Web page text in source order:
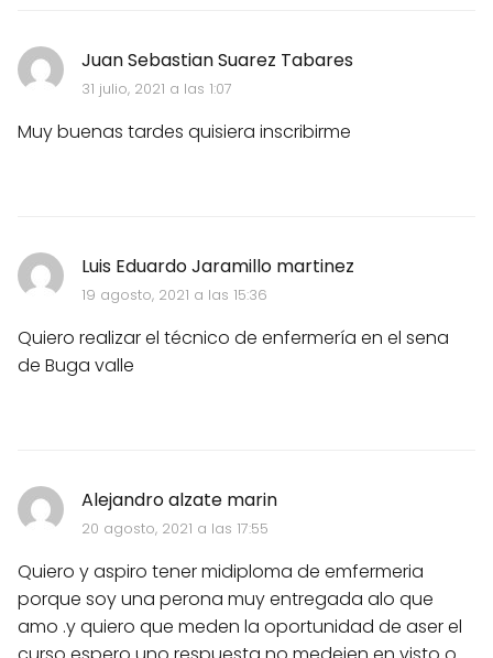
Juan Sebastian Suarez Tabares
31 julio, 2021 a las 1:07
Muy buenas tardes quisiera inscribirme
Luis Eduardo Jaramillo martinez
19 agosto, 2021 a las 15:36
Quiero realizar el técnico de enfermería en el sena
de Buga valle
Alejandro alzate marin
20 agosto, 2021 a las 17:55
Quiero y aspiro tener midiploma de emfermeria
porque soy una perona muy entregada alo que
amo .y quiero que meden la oportunidad de aser el